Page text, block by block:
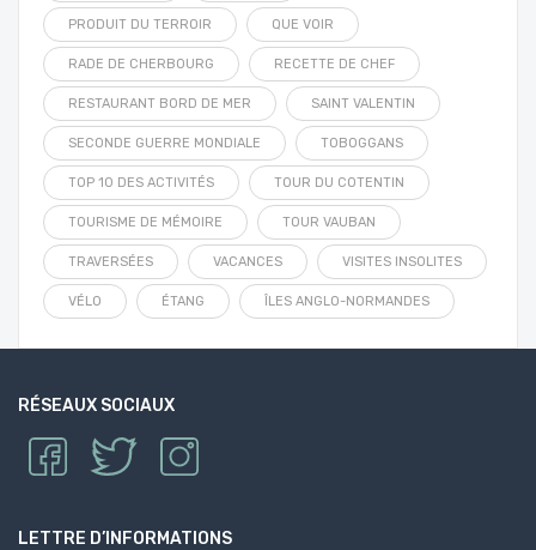
PRODUIT DU TERROIR QUE VOIR
RADE DE CHERBOURG RECETTE DE CHEF
RESTAURANT BORD DE MER SAINT VALENTIN
SECONDE GUERRE MONDIALE TOBOGGANS
TOP 10 DES ACTIVITÉS TOUR DU COTENTIN
TOURISME DE MÉMOIRE TOUR VAUBAN
TRAVERSÉES VACANCES VISITES INSOLITES
VÉLO ÉTANG ÎLES ANGLO-NORMANDES
RÉSEAUX SOCIAUX
LETTRE D’INFORMATIONS